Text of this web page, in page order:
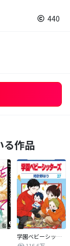
440
る作品
学園ベビーシッターズ